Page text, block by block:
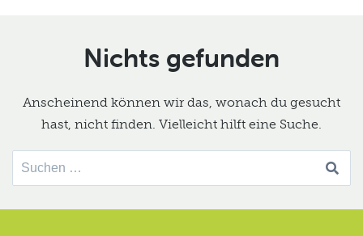
Nichts gefunden
Anscheinend können wir das, wonach du gesucht
hast, nicht finden. Vielleicht hilft eine Suche.
Suche
nach: